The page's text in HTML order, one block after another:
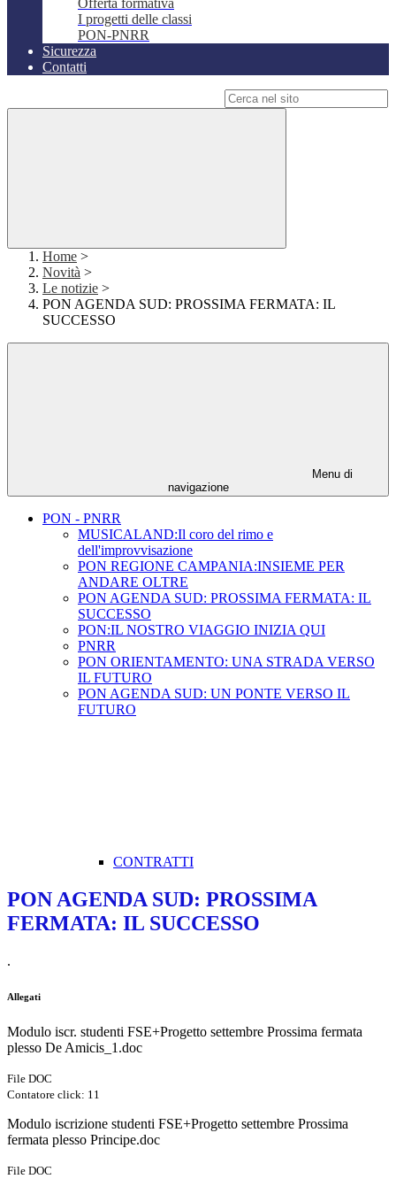
Offerta formativa
I progetti delle classi
PON-PNRR
Sicurezza
Contatti
Home >
Novità >
Le notizie >
PON AGENDA SUD: PROSSIMA FERMATA: IL
SUCCESSO
Menu di
navigazione
PON - PNRR
MUSICALAND:Il coro del rimo e
dell'improvvisazione
PON REGIONE CAMPANIA:INSIEME PER
ANDARE OLTRE
PON AGENDA SUD: PROSSIMA FERMATA: IL
SUCCESSO
PON:IL NOSTRO VIAGGIO INIZIA QUI
PNRR
PON ORIENTAMENTO: UNA STRADA VERSO
IL FUTURO
PON AGENDA SUD: UN PONTE VERSO IL
FUTURO
CONTRATTI
PON AGENDA SUD: PROSSIMA
FERMATA: IL SUCCESSO
.
Allegati
Modulo iscr. studenti FSE+Progetto settembre Prossima fermata
plesso De Amicis_1.doc
File DOC
Contatore click: 11
Modulo iscrizione studenti FSE+Progetto settembre Prossima
fermata plesso Principe.doc
File DOC